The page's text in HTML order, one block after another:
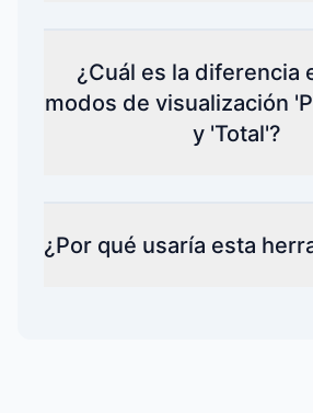
¿Cuál es la diferencia
modos de visualización
y 'Total'?
¿Por qué usaría esta